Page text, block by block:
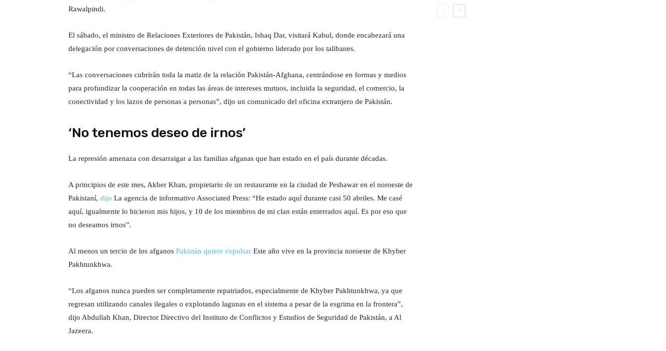
Rawalpindi.
El sábado, el ministro de Relaciones Exteriores de Pakistán, Ishaq Dar, visitará Kabul, donde encabezará una
delegación por conversaciones de detención nivel con el gobierno liderado por los talibanes.
“Las conversaciones cubrirán toda la matiz de la relación Pakistán-Afghana, centrándose en formas y medios
para profundizar la cooperación en todas las áreas de intereses mutuos, incluida la seguridad, el comercio, la
conectividad y los lazos de personas a personas”, dijo un comunicado del oficina extranjero de Pakistán.
‘No tenemos deseo de irnos’
La represión amenaza con desarraigar a las familias afganas que han estado en el país durante décadas.
A principios de este mes, Akber Khan, propietario de un restaurante en la ciudad de Peshawar en el noroeste de
Pakistaní, dijo La agencia de informativo Associated Press: “He estado aquí durante casi 50 abriles. Me casé
aquí, igualmente lo hicieron mis hijos, y 10 de los miembros de mi clan están enterrados aquí. Es por eso que
no deseamos irnos”.
Al menos un tercio de los afganos Pakistán quiere expulsar Este año vive en la provincia noroeste de Khyber
Pakhtunkhwa.
“Los afganos nunca pueden ser completamente repatriados, especialmente de Khyber Pakhtunkhwa, ya que
regresan utilizando canales ilegales o explotando lagunas en el sistema a pesar de la esgrima en la frontera”,
dijo Abdullah Khan, Director Directivo del Instituto de Conflictos y Estudios de Seguridad de Pakistán, a Al
Jazeera.